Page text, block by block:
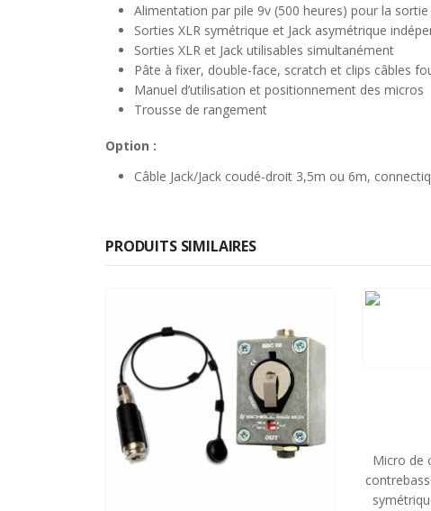
Alimentation par pile 9v (500 heures) pour la sortie
Sorties XLR symétrique et Jack asymétrique
Sorties XLR et Jack utilisables simultanément
Pâte à fixer, double-face, scratch et clips câbles
Manuel d’utilisation et positionnement des micros
Trousse de rangement
Option :
Câble Jack/Jack coudé-droit 3,5m ou 6m,
PRODUITS SIMILAIRES
Micro de